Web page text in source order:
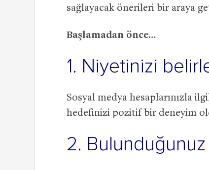
sağlayacak önerileri bir araya
Başlamadan önce…
1. Niyetinizi
Sosyal medya hesaplarınızla
hedefinizi pozitif bir deneyim
2. Bulunduğunuz